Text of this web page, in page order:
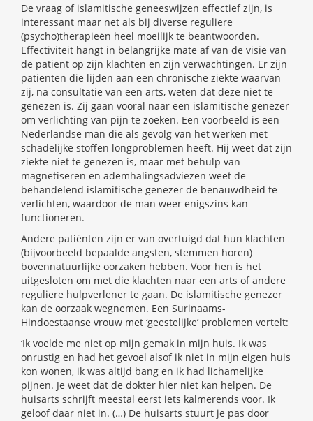
De vraag of islamitische geneeswijzen effectief zijn, is
interessant maar net als bij diverse reguliere
(psycho)therapieën heel moeilijk te beantwoorden.
Effectiviteit hangt in belangrijke mate af van de visie van
de patiënt op zijn klachten en zijn verwachtingen. Er zijn
patiënten die lijden aan een chronische ziekte waarvan
zij, na consultatie van een arts, weten dat deze niet te
genezen is. Zij gaan vooral naar een islamitische genezer
om verlichting van pijn te zoeken. Een voorbeeld is een
Nederlandse man die als gevolg van het werken met
schadelijke stoffen longproblemen heeft. Hij weet dat zijn
ziekte niet te genezen is, maar met behulp van
magnetiseren en ademhalingsadviezen weet de
behandelend islamitische genezer de benauwdheid te
verlichten, waardoor de man weer enigszins kan
functioneren.
Andere patiënten zijn er van overtuigd dat hun klachten
(bijvoorbeeld bepaalde angsten, stemmen horen)
bovennatuurlijke oorzaken hebben. Voor hen is het
uitgesloten om met die klachten naar een arts of andere
reguliere hulpverlener te gaan. De islamitische genezer
kan de oorzaak wegnemen. Een Surinaams-
Hindoestaanse vrouw met ‘geestelijke’ problemen vertelt:
‘Ik voelde me niet op mijn gemak in mijn huis. Ik was
onrustig en had het gevoel alsof ik niet in mijn eigen huis
kon wonen, ik was altijd bang en ik had lichamelijke
pijnen. Je weet dat de dokter hier niet kan helpen. De
huisarts schrijft meestal eerst iets kalmerends voor. Ik
geloof daar niet in. (…) De huisarts stuurt je pas door